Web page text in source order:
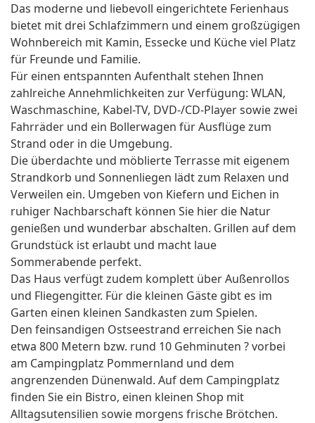
Das moderne und liebevoll eingerichtete Ferienhaus
bietet mit drei Schlafzimmern und einem großzügigen
Wohnbereich mit Kamin, Essecke und Küche viel Platz
für Freunde und Familie.
Für einen entspannten Aufenthalt stehen Ihnen
zahlreiche Annehmlichkeiten zur Verfügung: WLAN,
Waschmaschine, Kabel-TV, DVD-/CD-Player sowie zwei
Fahrräder und ein Bollerwagen für Ausflüge zum
Strand oder in die Umgebung.
Die überdachte und möblierte Terrasse mit eigenem
Strandkorb und Sonnenliegen lädt zum Relaxen und
Verweilen ein. Umgeben von Kiefern und Eichen in
ruhiger Nachbarschaft können Sie hier die Natur
genießen und wunderbar abschalten. Grillen auf dem
Grundstück ist erlaubt und macht laue
Sommerabende perfekt.
Das Haus verfügt zudem komplett über Außenrollos
und Fliegengitter. Für die kleinen Gäste gibt es im
Garten einen kleinen Sandkasten zum Spielen.
Den feinsandigen Ostseestrand erreichen Sie nach
etwa 800 Metern bzw. rund 10 Gehminuten ? vorbei
am Campingplatz Pommernland und dem
angrenzenden Dünenwald. Auf dem Campingplatz
finden Sie ein Bistro, einen kleinen Shop mit
Alltagsutensilien sowie morgens frische Brötchen.